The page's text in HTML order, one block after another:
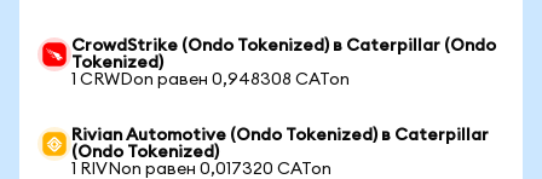
CrowdStrike (Ondo Tokenized) в Caterpillar (Ondo
Tokenized)
1 CRWDon равен 0,948308 CATon
Rivian Automotive (Ondo Tokenized) в Caterpillar
(Ondo Tokenized)
1 RIVNon равен 0,017320 CATon